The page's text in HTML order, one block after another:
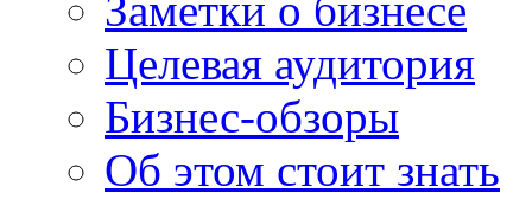
Целевая аудитория
Бизнес-обзоры
Об этом стоит знать